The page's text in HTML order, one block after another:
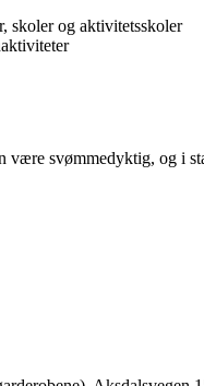
skoler og aktivitetsskoler
være svømmedyktig, og i